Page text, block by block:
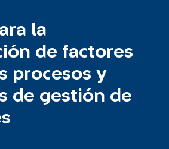
la
de factores
procesos y
de gestión de